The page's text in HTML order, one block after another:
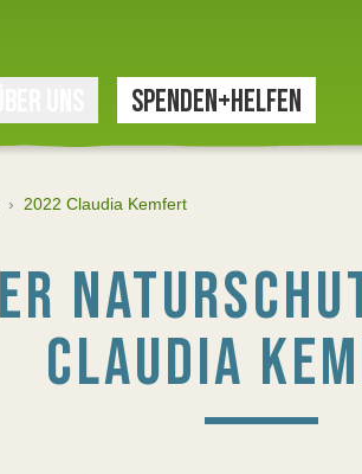
SPENDEN+HELFEN
› 2022 Claudia Kemfert
CLAUDIA